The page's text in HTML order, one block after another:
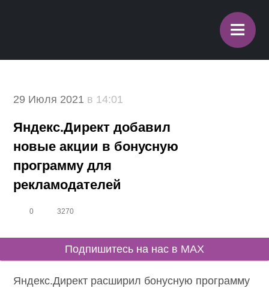
≡
29 Июля 2021 в 14:01
Яндекс.Директ добавил
новые акции в бонусную
программу для
рекламодателей
0 3270
Подпишитесь на нас в MAX
Яндекс.Директ расширил бонусную программу